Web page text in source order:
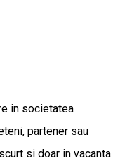
in societatea
partener sau
si doar in vacanta